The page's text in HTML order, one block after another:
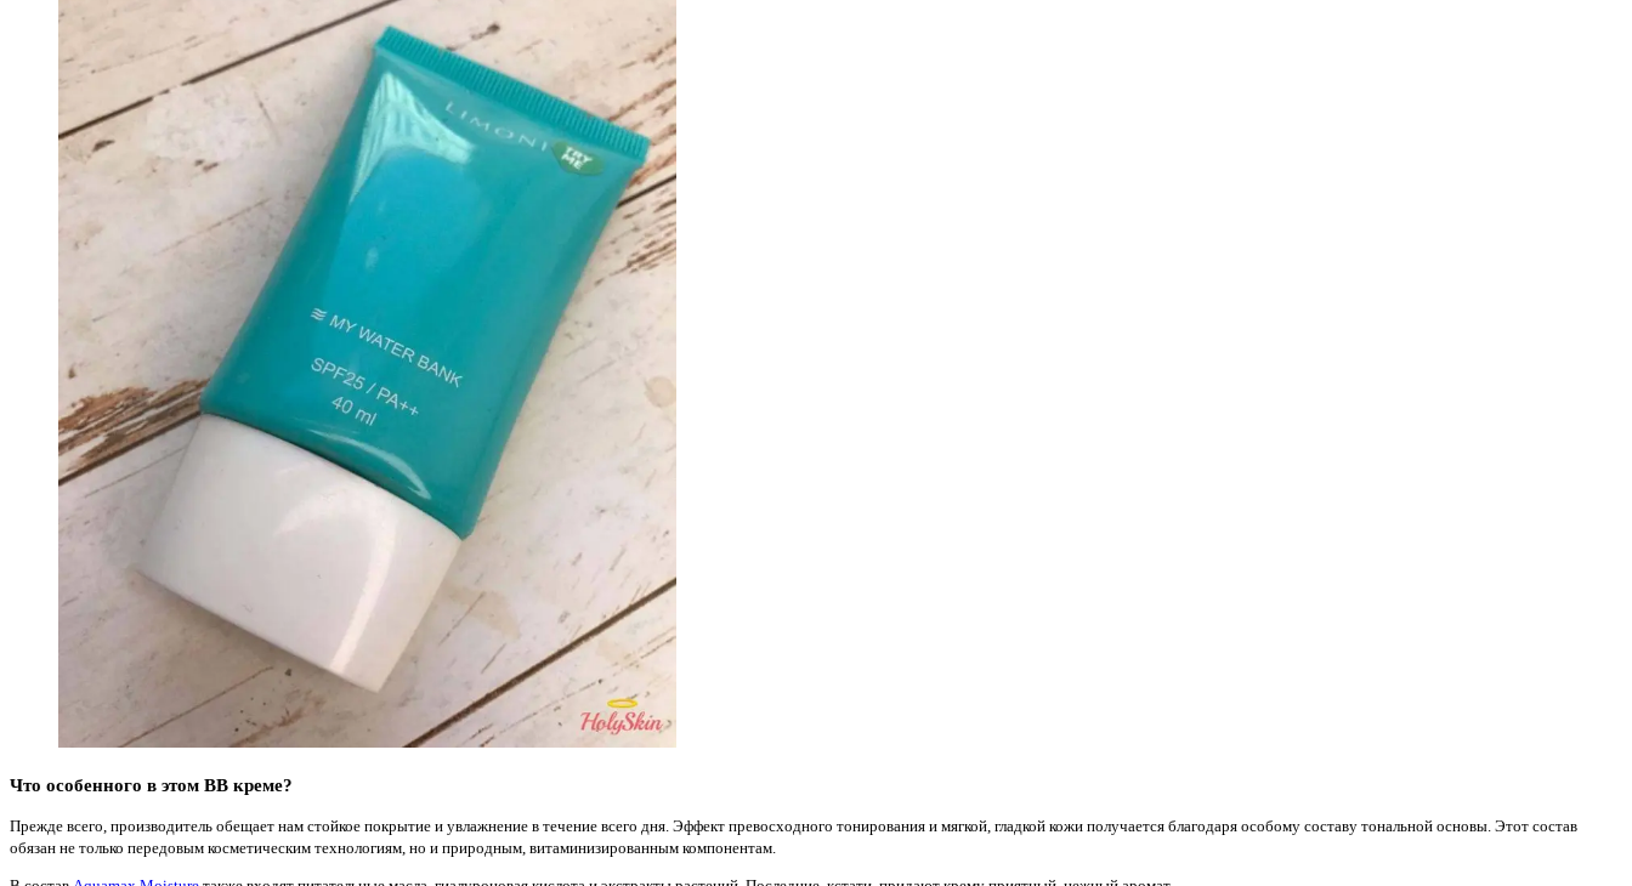
Что особенного в этом ВВ креме?
Прежде всего, производитель обещает нам стойкое покрытие и увлажнение в течение всего дня. Эффект превосходного тонирования и мягкой, гладкой кожи получается благодаря особому составу тональной основы. Этот состав
обязан не только передовым косметическим технологиям, но и природным, витаминизированным компонентам.